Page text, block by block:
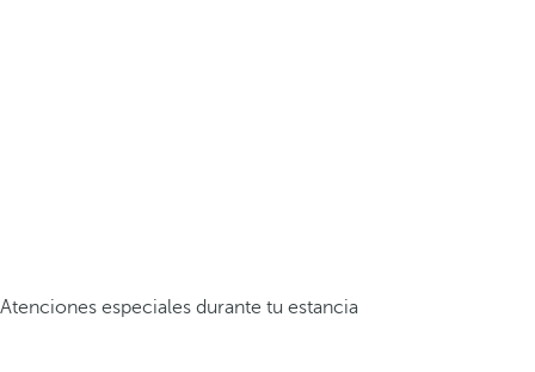
Atenciones especiales durante tu estancia